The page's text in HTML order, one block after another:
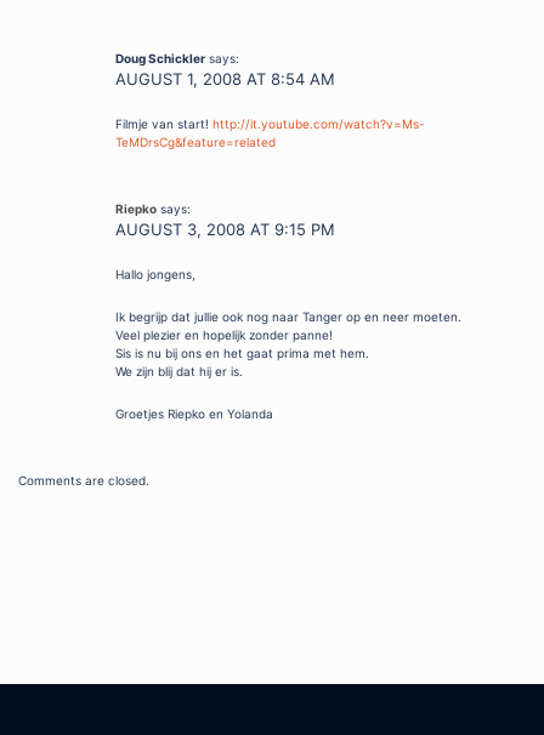
Doug Schickler says:
AUGUST 1, 2008 AT 8:54 AM
Filmje van start! http://it.youtube.com/watch?v=Ms-
TeMDrsCg&feature=related
Riepko says:
AUGUST 3, 2008 AT 9:15 PM
Hallo jongens,
Ik begrijp dat jullie ook nog naar Tanger op en neer moeten.
Veel plezier en hopelijk zonder panne!
Sis is nu bij ons en het gaat prima met hem.
We zijn blij dat hij er is.
Groetjes Riepko en Yolanda
Comments are closed.